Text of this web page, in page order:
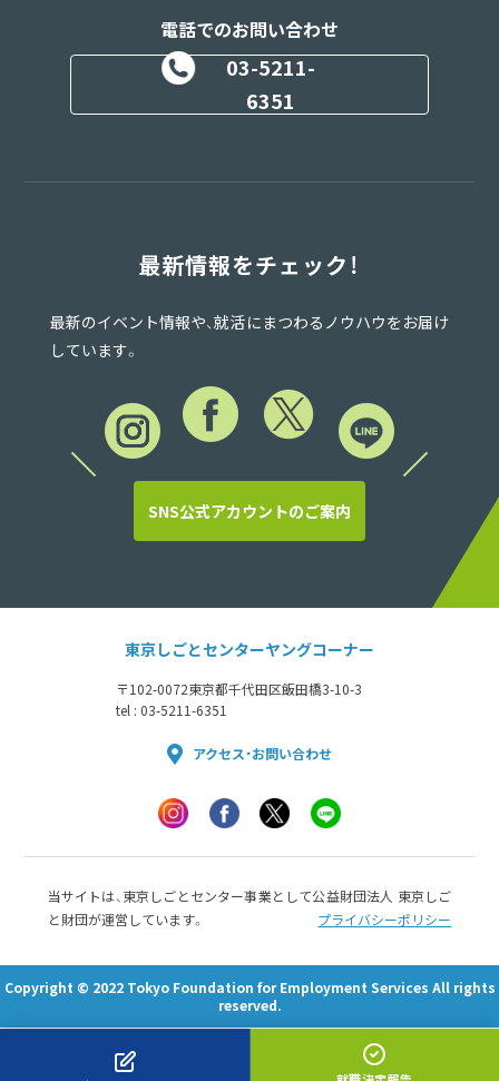
電話でのお問い合わせ
03-5211-
6351
最新情報をチェック！
最新のイベント情報や、就活にまつわるノウハウをお届け
しています。
SNS公式アカウントのご案内
東京しごとセンターヤングコーナー
〒102-0072東京都千代田区飯田橋3-10-3
tel : 03-5211-6351
アクセス・お問い合わせ
当サイトは、東京しごとセンター事業として公益財団法人 東京しご
と財団が運営しています。
プライバシーポリシー
Copyright © 2022 Tokyo Foundation for Employment Services All rights
reserved.